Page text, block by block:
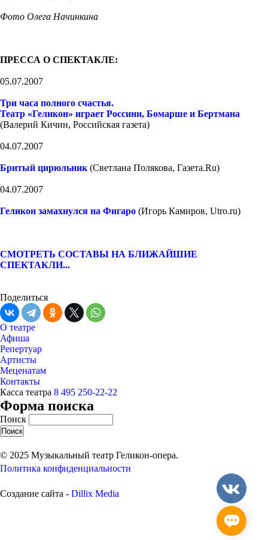
Фото Олега Начинкина
ПРЕССА О СПЕКТАКЛЕ:
05.07.2007
Три часа полного счастья.
Театр «Геликон» играет Россини, Бомарше и Бертмана
(Валерий Кичин, Российская газета)
04.07.2007
Бритый цирюльник (Светлана Полякова, Газета.Ru)
04.07.2007
Геликон замахнулся на Фигаро (Игорь Камиров, Utro.ru)
СМОТРЕТЬ СОСТАВЫ НА БЛИЖАЙШИЕ
СПЕКТАКЛИ...
Поделиться
О театре
Афиша
Репертуар
Артисты
Меценатам
Контакты
Касса театра 8 495 250-22-22
Форма поиска
Поиск
© 2025 Музыкальный театр Геликон-опера.
Политика конфиденциальности
Создание сайта - Dillix Media